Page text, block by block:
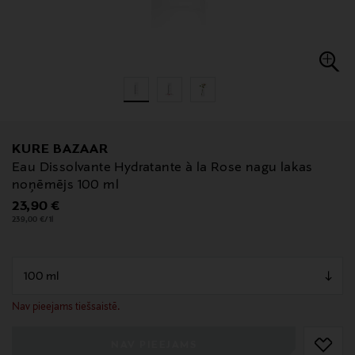
KURE BAZAAR
Eau Dissolvante Hydratante à la Rose nagu lakas
noņēmējs 100 ml
Original Price
23,90 €
239,00 €/1l
Nav pieejams tiešsaistē.
null